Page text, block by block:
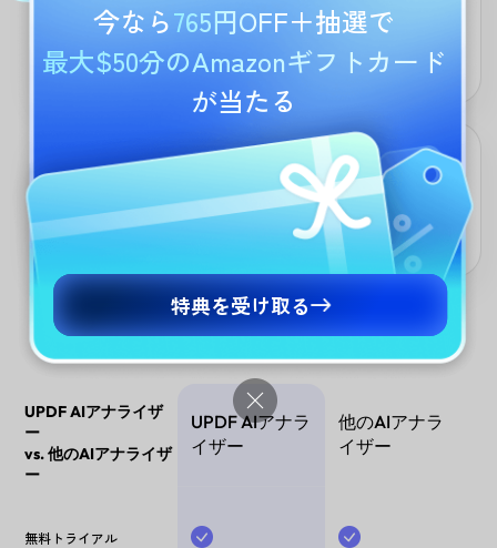
コスト構造、収益成長、運転資本、債務管理など、最も重要な指
標に焦点を当てることができます。UPDF AIは、重要なインサイ
トを強調するように分析を調整します。
多言語サポート
あらゆる言語の財務諸表を分析可能です。UPDF AIは国際的なド
キュメント全体で正確なインサイトを提供するため、グローバル
チームやクロスボーダーの財務分析に最適です。
UPDF AIアナライザ
ー
vs. 他のAIアナライザ
ー
UPDF AIアナラ
イザー
他のAIアナラ
イザー
無料トライアル
今なら765円OFF＋抽選で
最大$50分のAmazonギフトカード
が当たる
特典を受け取る